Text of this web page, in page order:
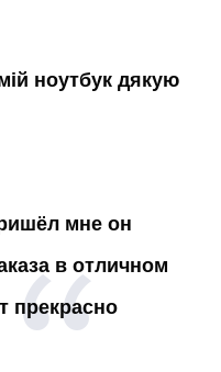
ноутбук дякую
мне он
в отличном
прекрасно